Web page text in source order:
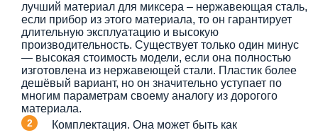
лучший материал для миксера – нержавеющая сталь,
если прибор из этого материала, то он гарантирует
длительную эксплуатацию и высокую
производительность. Существует только один минус
— высокая стоимость модели, если она полностью
изготовлена из нержавеющей стали. Пластик более
дешёвый вариант, но он значительно уступает по
многим параметрам своему аналогу из дорогого
материала.
Комплектация. Она может быть как